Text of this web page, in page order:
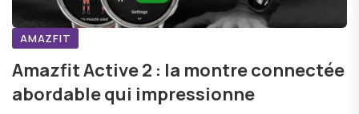
AMAZFIT
Amazfit Active 2 : la montre connectée
abordable qui impressionne